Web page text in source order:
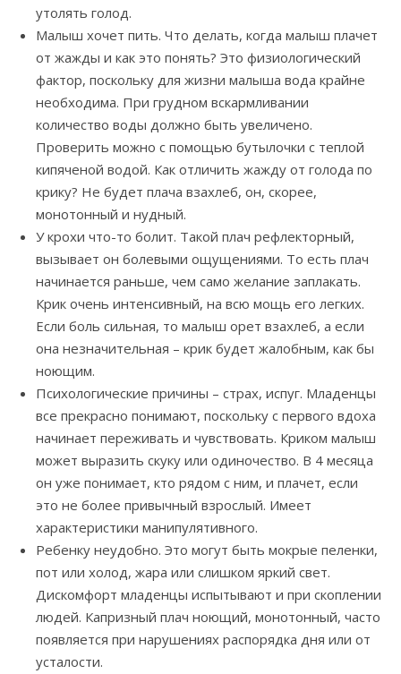
утолять голод.
Малыш хочет пить. Что делать, когда малыш плачет
от жажды и как это понять? Это физиологический
фактор, поскольку для жизни малыша вода крайне
необходима. При грудном вскармливании
количество воды должно быть увеличено.
Проверить можно с помощью бутылочки с теплой
кипяченой водой. Как отличить жажду от голода по
крику? Не будет плача взахлеб, он, скорее,
монотонный и нудный.
У крохи что-то болит. Такой плач рефлекторный,
вызывает он болевыми ощущениями. То есть плач
начинается раньше, чем само желание заплакать.
Крик очень интенсивный, на всю мощь его легких.
Если боль сильная, то малыш орет взахлеб, а если
она незначительная – крик будет жалобным, как бы
ноющим.
Психологические причины – страх, испуг. Младенцы
все прекрасно понимают, поскольку с первого вдоха
начинает переживать и чувствовать. Криком малыш
может выразить скуку или одиночество. В 4 месяца
он уже понимает, кто рядом с ним, и плачет, если
это не более привычный взрослый. Имеет
характеристики манипулятивного.
Ребенку неудобно. Это могут быть мокрые пеленки,
пот или холод, жара или слишком яркий свет.
Дискомфорт младенцы испытывают и при скоплении
людей. Капризный плач ноющий, монотонный, часто
появляется при нарушениях распорядка дня или от
усталости.